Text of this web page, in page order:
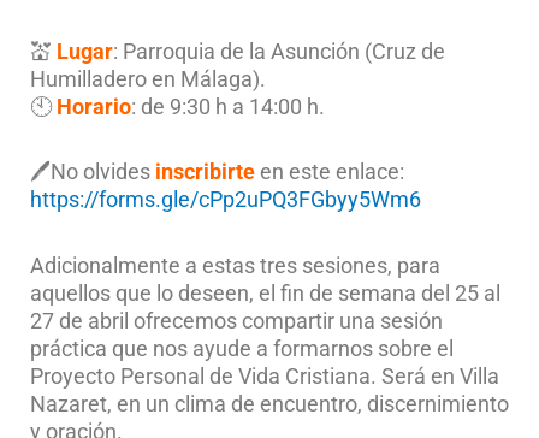
💒 Lugar: Parroquia de la Asunción (Cruz de
Humilladero en Málaga).
🕙Horario: de 9:30 h a 14:00 h.
🖊No olvides inscribirte en este enlace:
https://forms.gle/cPp2uPQ3FGbyy5Wm6
Adicionalmente a estas tres sesiones, para
aquellos que lo deseen, el fin de semana del 25 al
27 de abril ofrecemos compartir una sesión
práctica que nos ayude a formarnos sobre el
Proyecto Personal de Vida Cristiana. Será en Villa
Nazaret, en un clima de encuentro, discernimiento
y oración.